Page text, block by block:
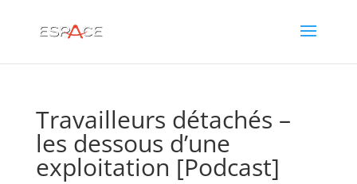
Travailleurs détachés –
les dessous d’une
exploitation [Podcast]